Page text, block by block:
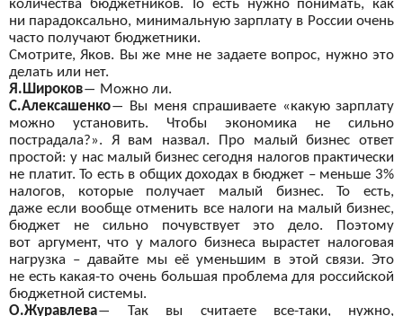
количества бюджетников. То есть нужно понимать, как
ни парадоксально, минимальную зарплату в России очень
часто получают бюджетники.
Смотрите, Яков. Вы же мне не задаете вопрос, нужно это
делать или нет.
Я.Широков― Можно ли.
С.Алексашенко― Вы меня спрашиваете «какую зарплату
можно установить. Чтобы экономика не
сильно
пострадала?». Я
вам назвал. Про малый бизнес ответ
простой: у нас малый бизнес сегодня налогов практически
не платит. То есть в общих доходах в бюджет – меньше 3%
налогов, которые получает малый бизнес. То
есть,
даже если вообще отменить все налоги на малый бизнес,
бюджет не
сильно почувствует это дело. Поэтому
вот аргумент, что у малого бизнеса вырастет налоговая
нагрузка – давайте мы её уменьшим в этой связи. Это
не есть какая-то очень большая проблема для российской
бюджетной системы.
О.Журавлева― Так вы
считаете все-таки, нужно,